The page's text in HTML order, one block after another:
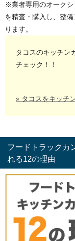
※業者専用のオークシ
を精査・購入し、整
ります。
タコスのキッチン
チェック！！
» タコスをキッチ
フードトラックカ
れる12の理由